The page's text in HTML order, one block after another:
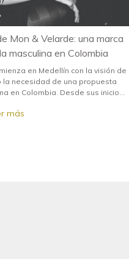
Mon & Velarde: una marca
masculina en Colombia
en Medellín con la visión de
la necesidad de una propuesta
en Colombia. Desde sus inicios,
en un referente del
más